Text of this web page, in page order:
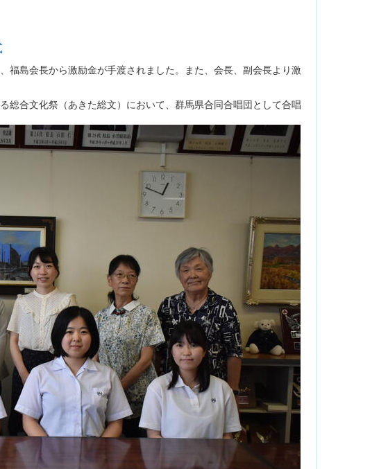
福島会長から激励金が手渡されました。また、会長、副会長より激
総合文化祭（あきた総文）において、群馬県合同合唱団として合唱